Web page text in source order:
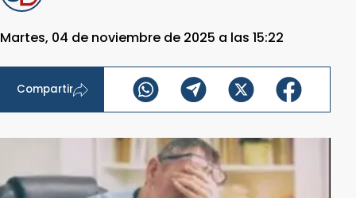
Martes, 04 de noviembre de 2025 a las 15:22
Compartir